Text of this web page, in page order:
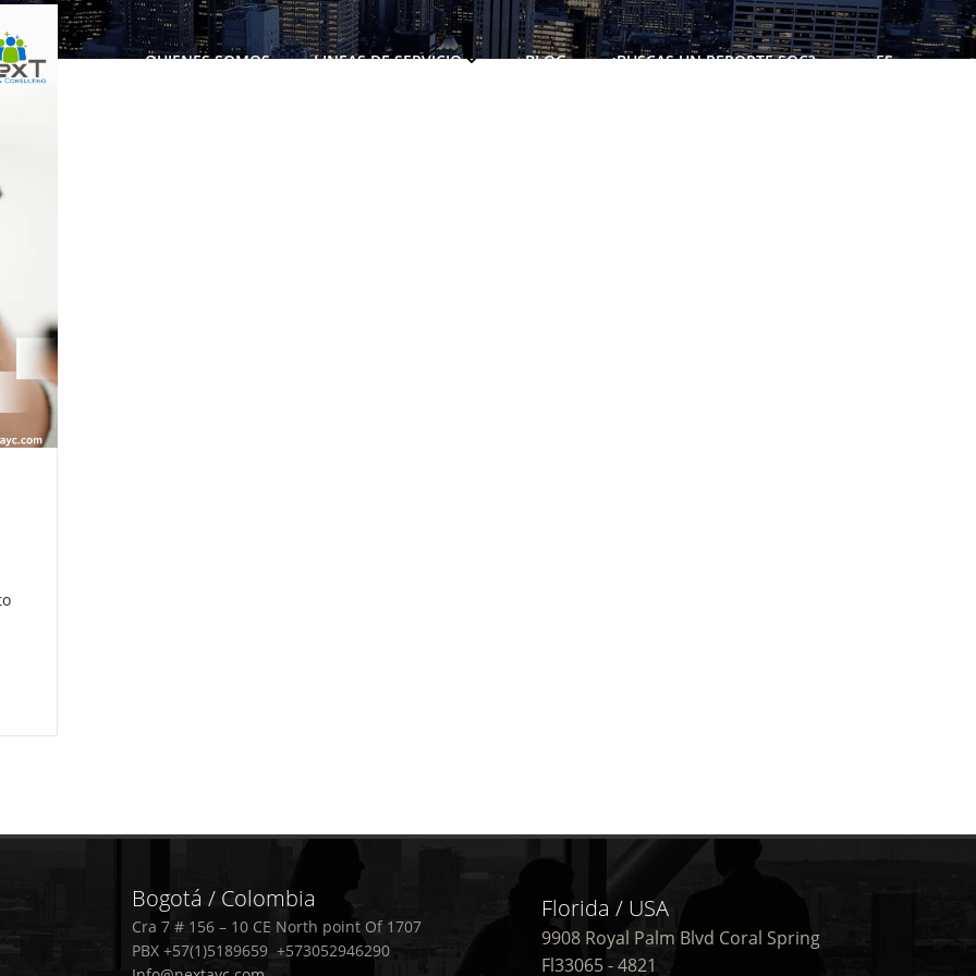
QUIENES SOMOS LINEAS DE SERVICIO BLOG ¿BUSCAS UN REPORTE SOC? ES
Bogotá / Colombia
Cra 7 # 156 – 10 CE North point Of 1707
PBX +57(1)5189659 +573052946290
Florida / USA
9908 Royal Palm Blvd Coral Spring
Fl33065 - 4821